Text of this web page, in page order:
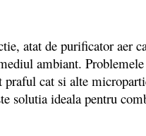
de purificator aer
ambiant.
cat si alte
solutia ideala pentru